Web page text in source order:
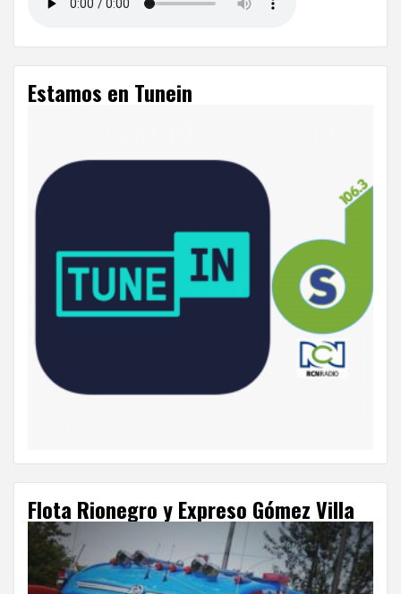
Estamos en Tunein
Flota Rionegro y Expreso Gómez Villa